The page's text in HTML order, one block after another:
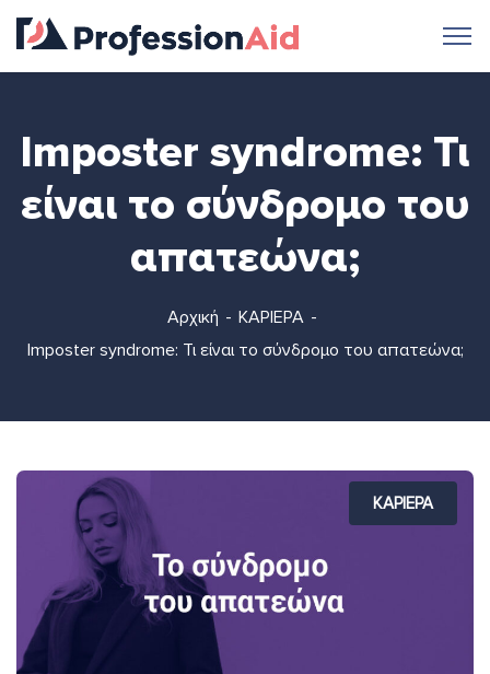
Imposter syndrome: Τι
είναι το σύνδρομο του
απατεώνα;
Αρχική
ΚΑΡΙΕΡΑ
Imposter syndrome: Τι είναι το σύνδρομο του απατεώνα;
ΚΑΡΙΕΡΑ